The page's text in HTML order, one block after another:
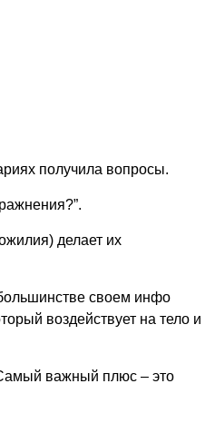
получила вопросы.
делает их
своем инфо
воздействует на тело и
важный плюс – это